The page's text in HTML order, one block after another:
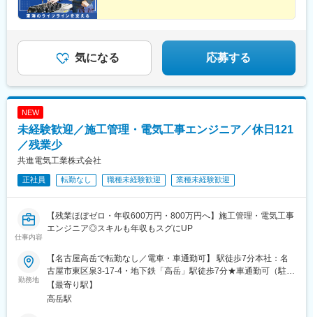
◎賞与の支給実績は6カ月分
◎資格取得支援制度あり
気になる 応募する
NEW
未経験歓迎／施工管理・電気工事エンジニア／休日121
／残業少
共進電気工業株式会社
正社員 転勤なし 職種未経験歓迎 業種未経験歓迎
仕事内容
【残業ほぼゼロ・年収600万円・800万円へ】施工管理・電気工事
エンジニア◎スキルも年収もスグにUP
勤務地
【名古屋高岳で転勤なし／電車・車通勤可】 駅徒歩7分本社：名
古屋市東区泉3-17-4・地下鉄「高岳」駅徒歩7分★車通勤可（駐車
場完備） ※受動喫煙対策：オフィス内禁煙
【最寄り駅】
高岳駅